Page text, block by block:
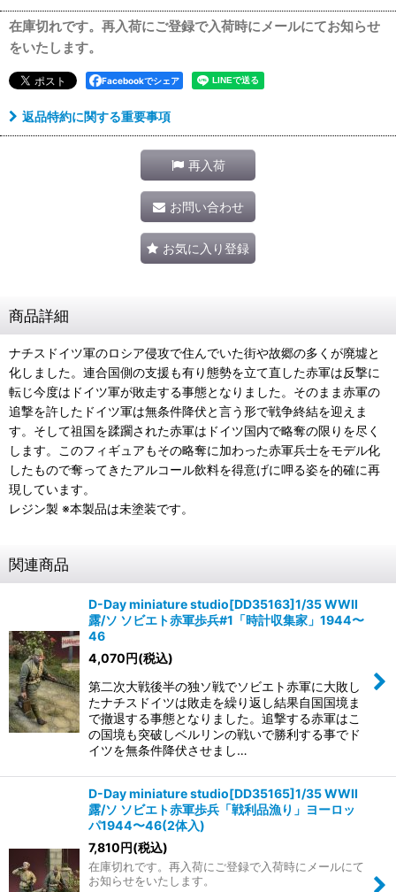
在庫切れです。再入荷にご登録で入荷時にメールにてお知らせ
をいたします。
Facebookでシェア
返品特約に関する重要事項
再入荷
お問い合わせ
お気に入り登録
商品詳細
ナチスドイツ軍のロシア侵攻で住んでいた街や故郷の多くが廃墟と
化しました。連合国側の支援も有り態勢を立て直した赤軍は反撃に
転じ今度はドイツ軍が敗走する事態となりました。そのまま赤軍の
追撃を許したドイツ軍は無条件降伏と言う形で戦争終結を迎えま
す。そして祖国を蹂躙された赤軍はドイツ国内で略奪の限りを尽く
します。このフィギュアもその略奪に加わった赤軍兵士をモデル化
したもので奪ってきたアルコール飲料を得意げに呷る姿を的確に再
現しています。
レジン製 ※本製品は未塗装です。
関連商品
D-Day miniature studio[DD35163]1/35 WWII
露/ソ ソビエト赤軍歩兵#1「時計収集家」1944〜
46
4,070円(税込)
第二次大戦後半の独ソ戦でソビエト赤軍に大敗し
たナチスドイツは敗走を繰り返し結果自国国境ま
で撤退する事態となりました。追撃する赤軍はこ
の国境も突破しベルリンの戦いで勝利する事でド
イツを無条件降伏させまし…
D-Day miniature studio[DD35165]1/35 WWII
露/ソ ソビエト赤軍歩兵「戦利品漁り」ヨーロッ
パ1944〜46(2体入)
7,810円(税込)
在庫切れです。再入荷にご登録で入荷時にメールにて
お知らせをいたします。